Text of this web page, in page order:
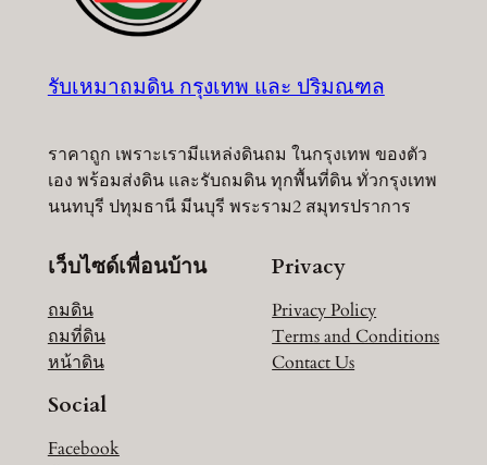
รับเหมาถมดิน กรุงเทพ และ ปริมณฑล
ราคาถูก เพราะเรามีแหล่งดินถม ในกรุงเทพ ของตัว
เอง พร้อมส่งดิน และรับถมดิน ทุกพื้นที่ดิน ทั่วกรุงเทพ
นนทบุรี ปทุมธานี มีนบุรี พระราม2 สมุทรปราการ
เว็บไซด์เพื่อนบ้าน
ถมดิน
ถมที่ดิน
หน้าดิน
Privacy
Privacy Policy
Terms and Conditions
Contact Us
Social
Facebook